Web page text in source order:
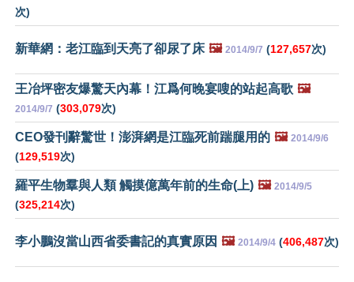
次)
新華網：老江臨到天亮了卻尿了床 🖼️ 2014/9/7 (127,657次)
王冶坪密友爆驚天內幕！江爲何晚宴嗖的站起高歌 🖼️
2014/9/7 (303,079次)
CEO發刊辭驚世！澎湃網是江臨死前踹腿用的 🖼️ 2014/9/6
(129,519次)
羅平生物羣與人類 觸摸億萬年前的生命(上) 🖼️ 2014/9/5
(325,214次)
李小鵬沒當山西省委書記的真實原因 🖼️ 2014/9/4 (406,487次)